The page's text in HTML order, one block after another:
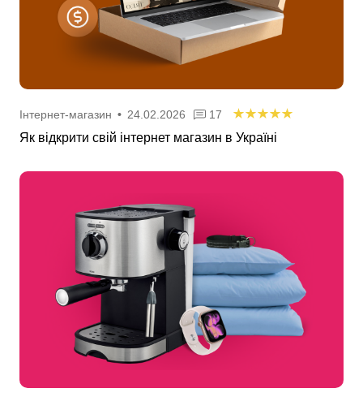
Інтернет-магазин • 24.02.2026 17
Як відкрити свій інтернет магазин в Україні